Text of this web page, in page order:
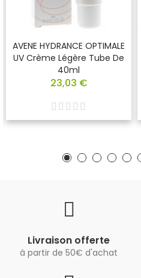
AVENE HYDRANCE OPTIMALE
UV Crème Légère Tube De
40ml
23,03 €
Livraison offerte
à partir de 50€ d'achat